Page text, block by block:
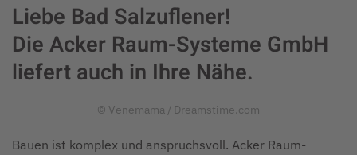
Liebe Bad Salzuflener!
Die Acker Raum-Systeme GmbH
liefert auch in Ihre Nähe.
© Venemama / Dreamstime.com
Bauen ist komplex und anspruchsvoll. Acker Raum-